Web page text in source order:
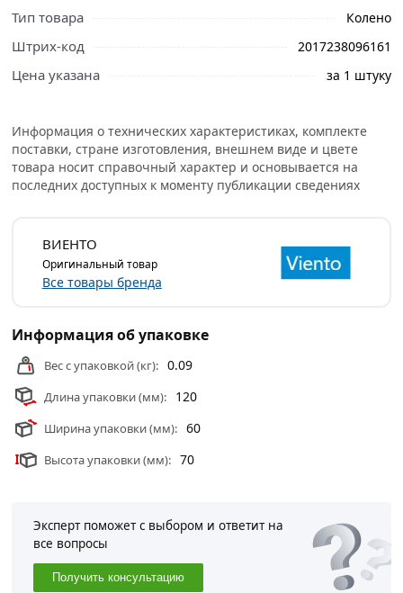
Ознакомьтесь с подробными характеристиками,
описанием и отзывами о товаре, чтобы сделать
правильный выбор и заказать онлайн. Наши
профессиональные менеджеры обработают заказ и
или самовывоза.
Условия доставки и цены на товар Колено
вертикальное пластиковое для плоских воздуховодов
Тип товара Колено
Штрих-код 2017238096161
Цена указана за 1 штуку
Информация о технических характеристиках, комплекте
поставки, стране изготовления, внешнем виде и цвете
товара носит справочный характер и основывается на
последних доступных к моменту публикации сведениях
ВИЕНТО
Оригинальный товар
Все товары бренда
Информация об упаковке
Вес с упаковкой (кг): 0.09
Длина упаковки (мм): 120
Ширина упаковки (мм): 60
Высота упаковки (мм): 70
Эксперт поможет с выбором и ответит на
все вопросы
Получить консультацию